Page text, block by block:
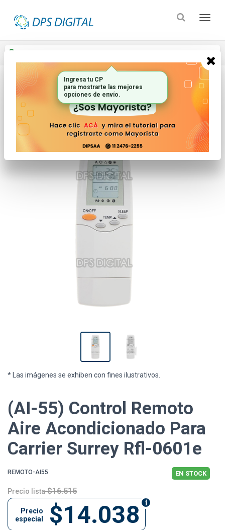
Inicio Controles Remotos Aire Acondicionado
* Las imágenes se exhiben con fines ilustrativos.
(AI-55) Control Remoto
Aire Acondicionado Para
Carrier Surrey Rfl-0601e
REMOTO-AI55 EN STOCK
Precio lista $16.515
$14.038
Precio
especial
Ingresa tu CP
para mostrarte las mejores
opciones de envío.